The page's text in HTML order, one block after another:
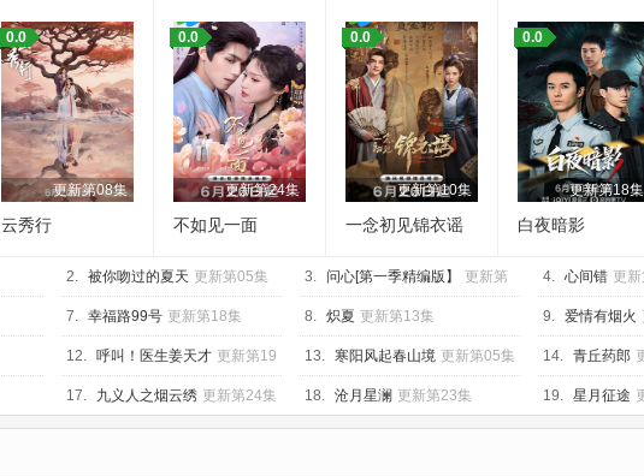
更新第08集
0.0
云秀行
更新第24集
0.0
不如见一面
更新第10集
0.0
一念初见锦衣谣
更新第18集
0.0
白夜暗影
2. 被你吻过的夏天 更新第05集 3. 问心[第一季精编版】 更新第
02集
4. 心间错 更
7. 幸福路99号 更新第18集 8. 炽夏 更新第13集 9. 爱情有烟火
12. 呼叫！医生姜天才 更新第19
集
13. 寒阳风起春山境 更新第05集 14. 青丘药郎
17. 九义人之烟云绣 更新第24集 18. 沧月星澜 更新第23集 19. 星月征途